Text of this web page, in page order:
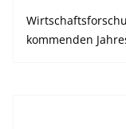
kommenden